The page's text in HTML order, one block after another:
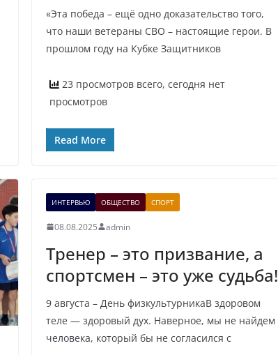
«Эта победа – ещё одно доказательство того,
что наши ветераны СВО – настоящие герои. В
прошлом году на Кубке Защитников
23 просмотров всего, сегодня нет
просмотров
Read More
ИНТЕРВЬЮ ОБЩЕСТВО СПОРТ
08.08.2025 admin
Тренер – это призвание, а
спортсмен – это уже судьба!
9 августа – День физкультурникаВ здоровом
теле — здоровый дух. Наверное, мы не найдем
человека, который бы не согласился с